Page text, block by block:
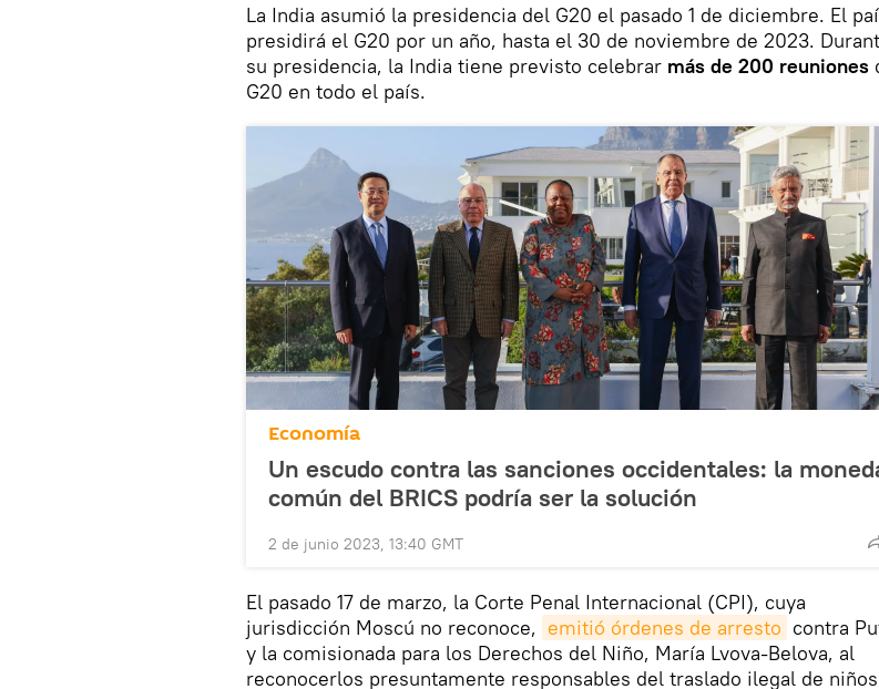
La India asumió la presidencia del G20 el pasado 1 de diciembre. El
presidirá el G20 por un año, hasta el 30 de noviembre de 2023.
su presidencia, la India tiene previsto celebrar más de 200 reuniones
G20 en todo el país.
Economía
Un escudo contra las sanciones occidentales: la
común del BRICS podría ser la solución
2 de junio 2023, 13:40 GMT
El pasado 17 de marzo, la Corte Penal Internacional (CPI), cuya
jurisdicción Moscú no reconoce, emitió órdenes de arresto contra
y la comisionada para los Derechos del Niño, María Lvova-Belova, al
reconocerlos presuntamente responsables del traslado ilegal de niños